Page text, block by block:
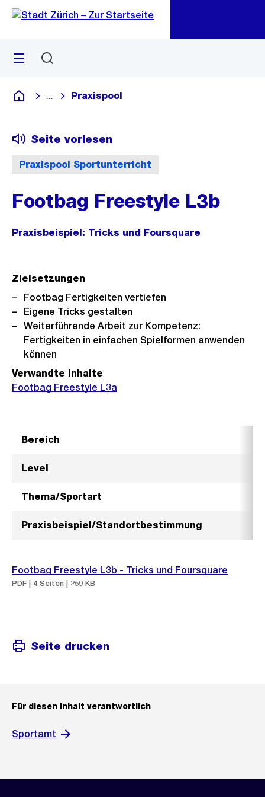
Navigation
Sprunglink
Menü
Deutsch
Blende alle Breadcrumbs ein
Praxispool
Praxispool Sportunterricht
Seite vorlesen
Footbag Freestyle L3b
Praxisbeispiel: Tricks und Foursquare
Zielsetzungen
Footbag Fertigkeiten vertiefen
Eigene Tricks gestalten
Weiterführende Arbeit zur Kompetenz:
Fertigkeiten in einfachen Spielformen anwenden
können
Verwandte Inhalte
Footbag Freestyle L3a
Bereich
Level
Thema/Sportart
Praxisbeispiel/Standortbestimmung
Footbag Freestyle L3b - Tricks und Foursquare
PDF | 4 Seiten | 259 KB
Seite drucken
Für diesen Inhalt verantwortlich
Sportamt